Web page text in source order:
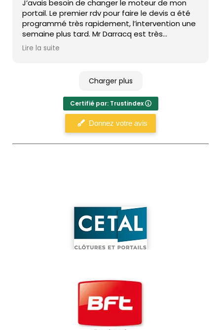
J’avais besoin de changer le moteur de mon
portail. Le premier rdv pour faire le devis a été
programmé très rapidement, l’intervention une
semaine plus tard. Mr Darracq est très
professionnel, je recommande
Lire la suite
Charger plus
Certifié par: Trustindex
Donnez votre avis